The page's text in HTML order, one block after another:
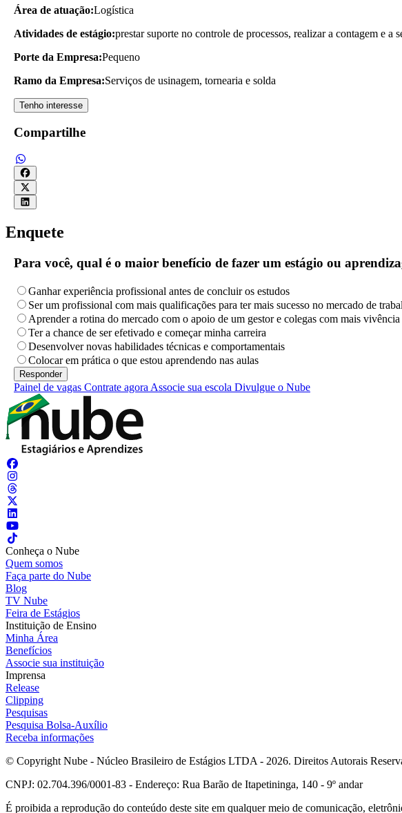
Área de atuação:Logística
Atividades de estágio:prestar suporte no controle de processos, realizar a contagem e a
Porte da Empresa:Pequeno
Ramo da Empresa:Serviços de usinagem, tornearia e solda
Tenho interesse
Compartilhe
Enquete
Para você, qual é o maior benefício de fazer um estágio ou
Ganhar experiência profissional antes de concluir os estudos
Ser um profissional com mais qualificações para ter mais sucesso no mercado de
Aprender a rotina do mercado com o apoio de um gestor e colegas com mais vivência
Ter a chance de ser efetivado e começar minha carreira
Desenvolver novas habilidades técnicas e comportamentais
Colocar em prática o que estou aprendendo nas aulas
Painel de vagas Contrate agora Associe sua escola Divulgue o Nube
Conheça o Nube
Quem somos
Faça parte do Nube
Blog
TV Nube
Feira de Estágios
Instituição de Ensino
Minha Área
Benefícios
Associe sua instituição
Imprensa
Release
Clipping
Pesquisas
Pesquisa Bolsa-Auxílio
Receba informações
© Copyright Nube - Núcleo Brasileiro de Estágios LTDA - 2026. Direitos Autorais
CNPJ: 02.704.396/0001-83 - Endereço: Rua Barão de Itapetininga, 140 - 9º andar
É proibida a reprodução do conteúdo deste site em qualquer meio de comunicação,